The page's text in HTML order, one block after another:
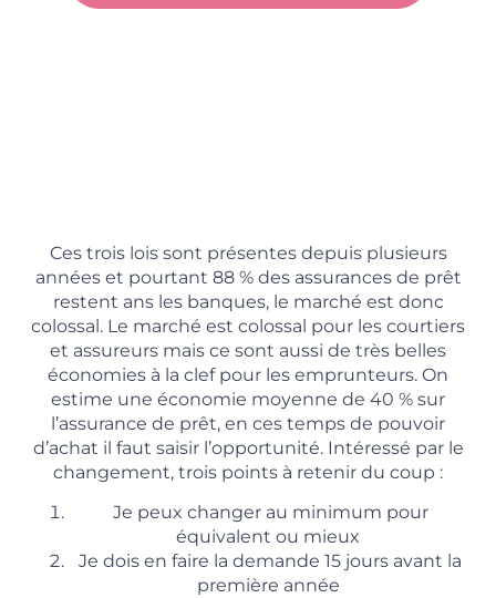
Ces trois lois sont présentes depuis plusieurs
années et pourtant 88 % des assurances de prêt
restent ans les banques, le marché est donc
colossal. Le marché est colossal pour les courtiers
et assureurs mais ce sont aussi de très belles
économies à la clef pour les emprunteurs. On
estime une économie moyenne de 40 % sur
l’assurance de prêt, en ces temps de pouvoir
d’achat il faut saisir l’opportunité. Intéressé par le
changement, trois points à retenir du coup :
Je peux changer au minimum pour
équivalent ou mieux
Je dois en faire la demande 15 jours avant la
première année